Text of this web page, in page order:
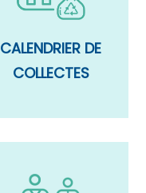
CALENDRIER DE
COLLECTES